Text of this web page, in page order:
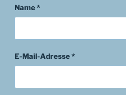
Name*
E-Mail-Adresse*